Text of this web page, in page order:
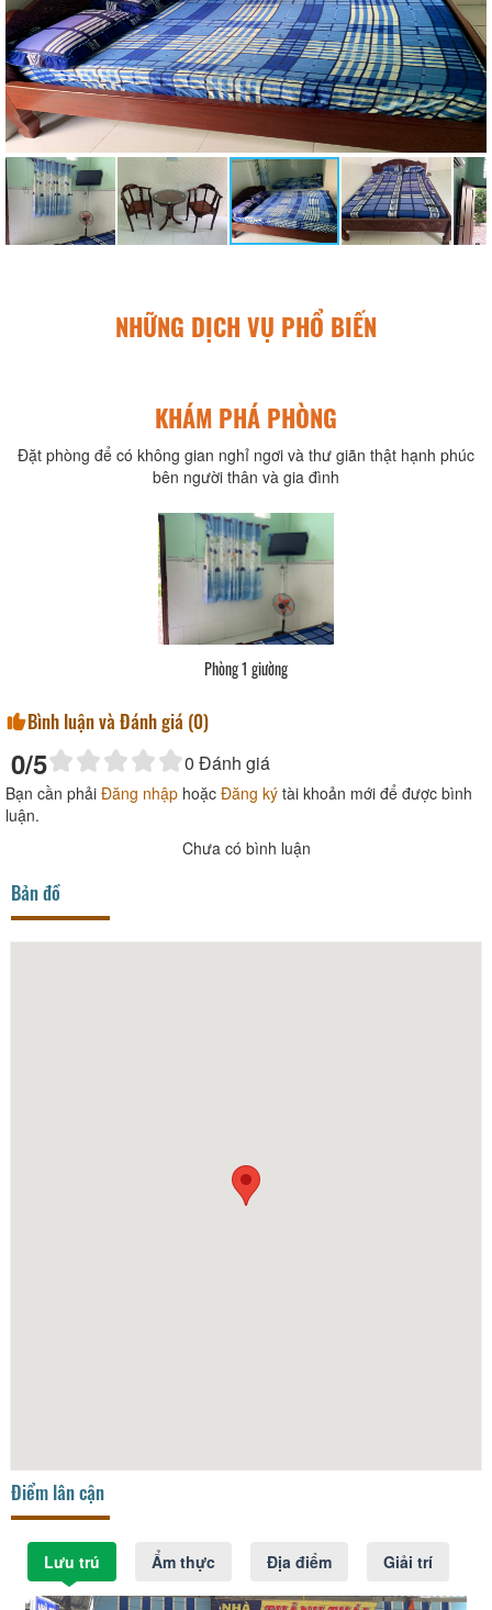
NHỮNG DỊCH VỤ PHỔ BIẾN
KHÁM PHÁ PHÒNG
Đặt phòng để có không gian nghỉ ngơi và thư giãn thật hạnh phúc
bên người thân và gia đình
Phòng 1 giường
Bình luận và Đánh giá (0)
0/5 0 Đánh giá
Bạn cần phải Đăng nhập hoặc Đăng ký tài khoản mới để được bình
luận.
Chưa có bình luận
Bản đồ
Điểm lân cận
Lưu trú Ẩm thực Địa điểm Giải trí